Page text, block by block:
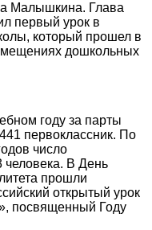
Малышкина. Глава
первый урок в
который прошел в
дошкольных
году за парты
первоклассник. По
число
человека. В День
прошли
открытый урок
посвященный Году